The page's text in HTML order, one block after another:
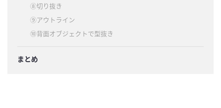
⑧切り抜き
⑨アウトライン
⑩背面オブジェクトで型抜き
まとめ